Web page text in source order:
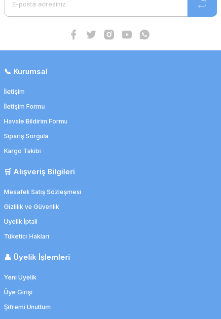
95,73 TL
93,81 TL
📞 Kurumsal
İletişim
İletişim Formu
Havale Bildirim Formu
Sipariş Sorgula
Kargo Takibi
🛒 Alışveriş Bilgileri
Mesafeli Satış Sözleşmesi
Gizlilik ve Güvenlik
Üyelik İptali
Tüketici Hakları
👤 Üyelik İşlemleri
Yeni Üyelik
Üye Girişi
Şifremi Unuttum